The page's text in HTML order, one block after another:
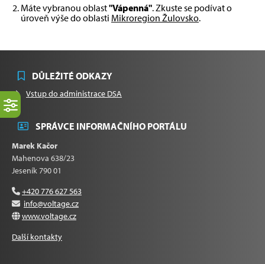
Máte vybranou oblast"Vápenná". Zkuste se podívat o
úroveň výše do oblasti Mikroregion Žulovsko.
DŮLEŽITÉ ODKAZY
Vstup do administrace DSA
SPRÁVCE INFORMAČNÍHO PORTÁLU
Marek Kačor
Mahenova 638/23
Jeseník 790 01
+420 776 627 563
info@voltage.cz
www.voltage.cz
Další kontakty